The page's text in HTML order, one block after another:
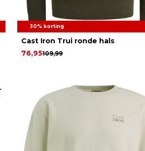
30% korting
Cast Iron Trui ronde hals
109,99
76,95